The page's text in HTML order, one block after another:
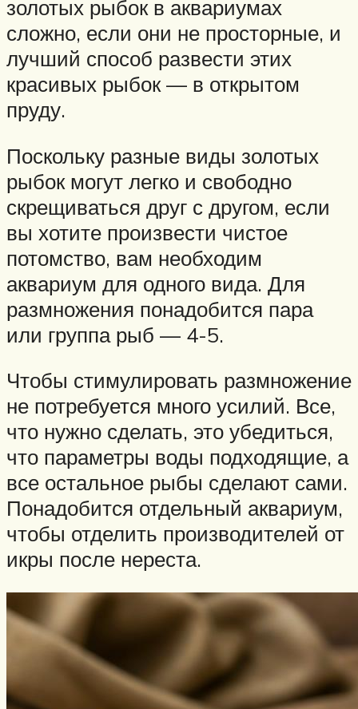
золотых рыбок в аквариумах
сложно, если они не просторные, и
лучший способ развести этих
красивых рыбок — в открытом
пруду.
Поскольку разные виды золотых
рыбок могут легко и свободно
скрещиваться друг с другом, если
вы хотите произвести чистое
потомство, вам необходим
аквариум для одного вида. Для
размножения понадобится пара
или группа рыб — 4-5.
Чтобы стимулировать размножение
не потребуется много усилий. Все,
что нужно сделать, это убедиться,
что параметры воды подходящие, а
все остальное рыбы сделают сами.
Понадобится отдельный аквариум,
чтобы отделить производителей от
икры после нереста.